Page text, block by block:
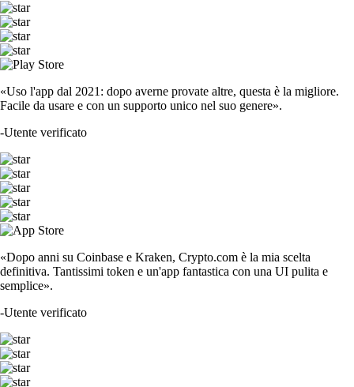
«Uso l'app dal 2021: dopo averne provate altre, questa è la migliore.
Facile da usare e con un supporto unico nel suo genere».
-Utente verificato
«Dopo anni su Coinbase e Kraken, Crypto.com è la mia scelta
definitiva. Tantissimi token e un'app fantastica con una UI pulita e
semplice».
-Utente verificato